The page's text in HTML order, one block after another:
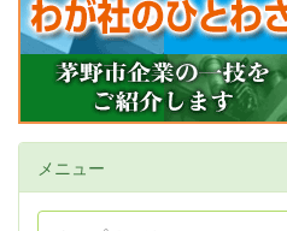
メニュー